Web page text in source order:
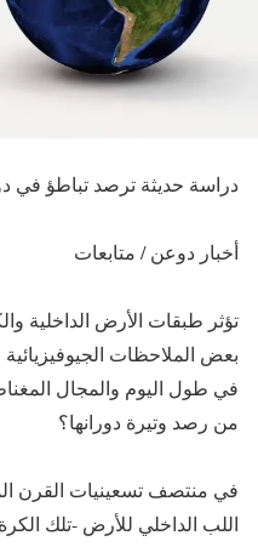
دراسة حديثة ترصد تباطؤ في
أخبار دوعن / متابعات
تؤثر طبقات الأرض الداخلية
بعض الملاحظات
في طول اليوم والمجال
من رصد وتيرة دورانها؟
في منتصف تسعينيات القرن
اللب الداخلي للأرض -تلك